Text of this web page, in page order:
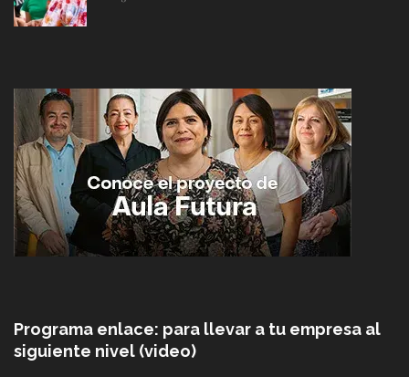
Programa enlace: para llevar a tu empresa al
siguiente nivel (video)